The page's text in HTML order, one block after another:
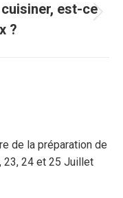
est-ce
?
de la préparation de
23, 24 et 25 Juillet